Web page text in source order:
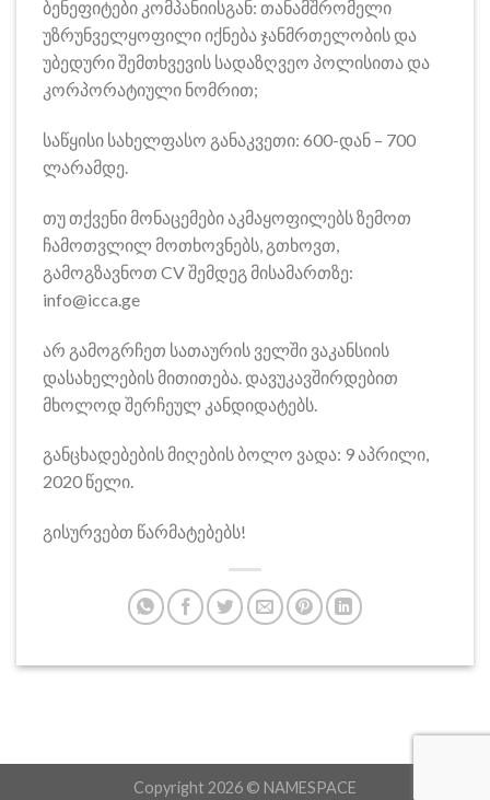
ბენეფიტები კომპანიისგან: თანამშრომელი
უზრუნველყოფილი იქნება ჯანმრთელობის და
უბედური შემთხვევის სადაზღვეო პოლისითა და
კორპორატიული ნომრით;
საწყისი სახელფასო განაკვეთი: 600-დან – 700
ლარამდე.
თუ თქვენი მონაცემები აკმაყოფილებს ზემოთ
ჩამოთვლილ მოთხოვნებს, გთხოვთ,
გამოგზავნოთ CV შემდეგ მისამართზე:
info@icca.ge
არ გამოგრჩეთ სათაურის ველში ვაკანსიის
დასახელების მითითება. დავუკავშირდებით
მხოლოდ შერჩეულ კანდიდატებს.
განცხადებების მიღების ბოლო ვადა: 9 აპრილი,
2020 წელი.
გისურვებთ წარმატებებს!
Copyright 2026 © NAMESPACE